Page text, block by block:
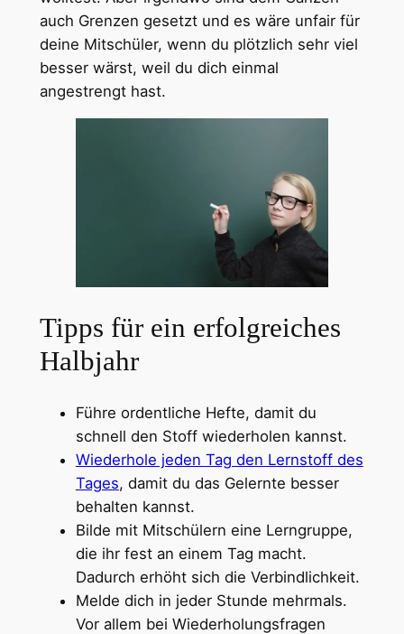
auch Grenzen gesetzt und es wäre unfair für
deine Mitschüler, wenn du plötzlich sehr viel
besser wärst, weil du dich einmal
angestrengt hast.
Tipps für ein erfolgreiches
Halbjahr
Führe ordentliche Hefte, damit du
schnell den Stoff wiederholen kannst.
Wiederhole jeden Tag den Lernstoff des
Tages, damit du das Gelernte besser
behalten kannst.
Bilde mit Mitschülern eine Lerngruppe,
die ihr fest an einem Tag macht.
Dadurch erhöht sich die Verbindlichkeit.
Melde dich in jeder Stunde mehrmals.
Vor allem bei Wiederholungsfragen